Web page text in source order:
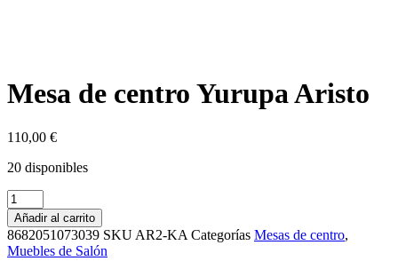
Mesa de centro Yurupa Aristo
110,00 €
20 disponibles
Mesa
de
centro
Yurupa
Aristo
Añadir al carrito
8682051073039 SKU AR2-KA Categorías Mesas de centro,
Muebles de Salón